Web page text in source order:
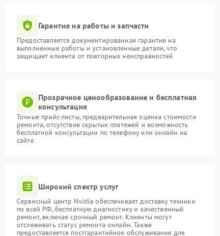
Гарантия на работы и запчасти
Предоставляется документированная гарантия на
выполненные работы и установленные детали, что
защищает клиента от повторных неисправностей
Прозрачное ценообразование и бесплатная
консультация
Точные прайс-листы, предварительная оценка стоимости
ремонта, отсутствие скрытых платежей и возможность
бесплатной консультации по телефону или онлайн на
сайте
Широкий спектр услуг
Сервисный центр Nvidia обеспечивает доставку техники
по всей РФ, бесплатную диагностику и качественный
ремонт, включая срочный ремонт. Клиенты могут
отслеживать статус ремонта онлайн. Также
предоставляется постгарантийное обслуживание для